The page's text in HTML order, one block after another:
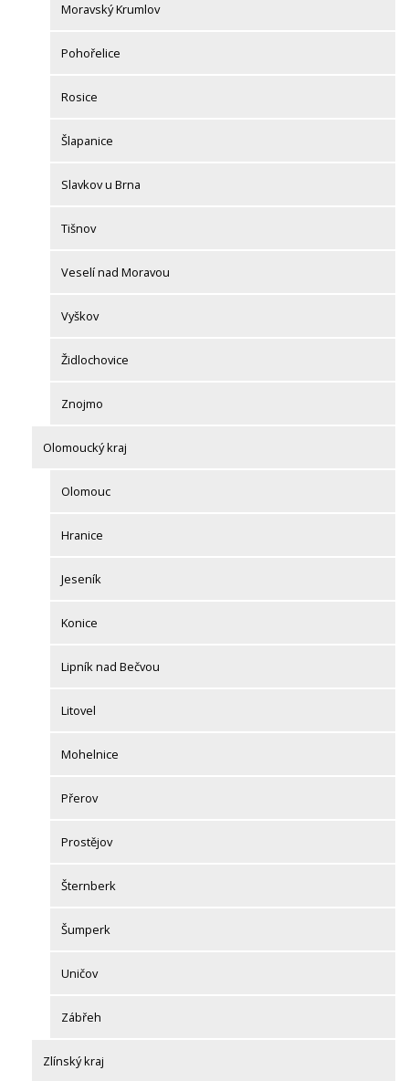
Moravský Krumlov
Pohořelice
Rosice
Šlapanice
Slavkov u Brna
Tišnov
Veselí nad Moravou
Vyškov
Židlochovice
Znojmo
Olomoucký kraj
Olomouc
Hranice
Jeseník
Konice
Lipník nad Bečvou
Litovel
Mohelnice
Přerov
Prostějov
Šternberk
Šumperk
Uničov
Zábřeh
Zlínský kraj